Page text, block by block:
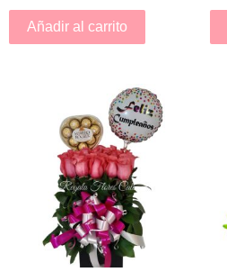
Añadir al carrito